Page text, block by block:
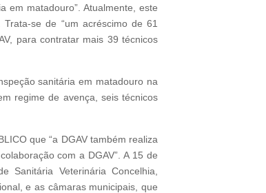
em matadouro”. Atualmente, este
se de “um acréscimo de 61
para contratar mais 39 técnicos
sanitária em matadouro na
regime de avença, seis técnicos
que “a DGAV também realiza
com a DGAV”. A 15 de
Sanitária Veterinária Concelhia,
e as câmaras municipais, que